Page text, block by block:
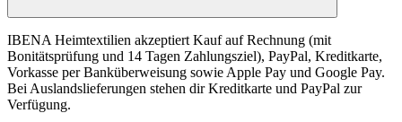
IBENA Heimtextilien akzeptiert Kauf auf Rechnung (mit
Bonitätsprüfung und 14 Tagen Zahlungsziel), PayPal, Kreditkarte,
Vorkasse per Banküberweisung sowie Apple Pay und Google Pay.
Bei Auslandslieferungen stehen dir Kreditkarte und PayPal zur
Verfügung.